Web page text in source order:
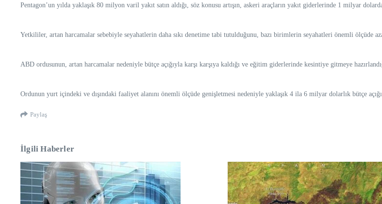
Pentagon’un yılda yaklaşık 80 milyon varil yakıt satın aldığı, söz konusu artışın, askeri araçların yakıt giderlerinde 1 milyar
Yetkililer, artan harcamalar sebebiyle seyahatlerin daha sıkı denetime tabi tutulduğunu, bazı birimlerin seyahatleri önemli ölçüde
ABD ordusunun, artan harcamalar nedeniyle bütçe açığıyla karşı karşıya kaldığı ve eğitim giderlerinde kesintiye gitmeye
Ordunun yurt içindeki ve dışındaki faaliyet alanını önemli ölçüde genişletmesi nedeniyle yaklaşık 4 ila 6 milyar dolarlık bütçe
Paylaş
İlgili Haberler